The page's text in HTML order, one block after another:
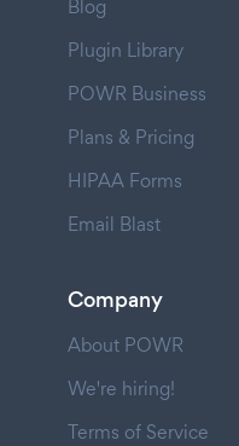
Blog
Plugin Library
POWR Business
Plans & Pricing
HIPAA Forms
Email Blast
Company
About POWR
We're hiring!
Terms of Service